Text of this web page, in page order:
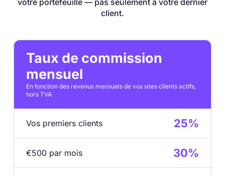
client.
Taux de commission
mensuel
En fonction des revenus mensuels de vos sites clients actifs,
hors TVA
Vos premiers clients 25%
€500 par mois 30%